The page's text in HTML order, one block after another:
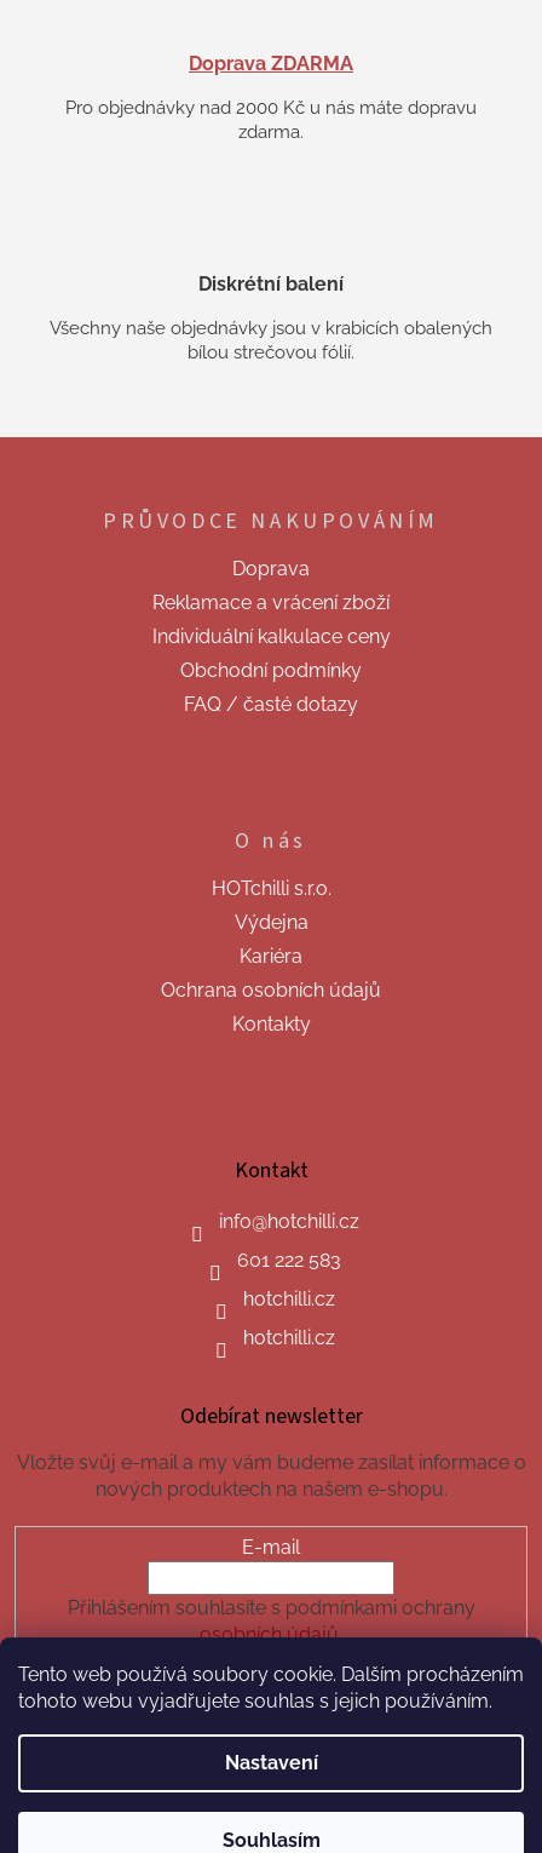
Tento web používá soubory cookie. Dalším procházením
tohoto webu vyjadřujete souhlas s jejich používáním.
Nastavení
Souhlasím
Doprava ZDARMA
Pro objednávky nad 2000 Kč u nás máte dopravu
zdarma.
Diskrétní balení
Všechny naše objednávky jsou v krabicích obalených
bílou strečovou fólií.
PRŮVODCE NAKUPOVÁNÍM
Doprava
Reklamace a vrácení zboží
Individuální kalkulace ceny
Obchodní podmínky
FAQ / časté dotazy
O nás
HOTchilli s.r.o.
Výdejna
Kariéra
Ochrana osobních údajů
Kontakty
Kontakt
info@hotchilli.cz
601 222 583
hotchilli.cz
hotchilli.cz
Odebírat newsletter
Vložte svůj e-mail a my vám budeme zasílat informace o
nových produktech na našem e-shopu.
E-mail
Přihlášením souhlasíte s podmínkami ochrany
osobních údajů.
PŘIHLÁSIT SE